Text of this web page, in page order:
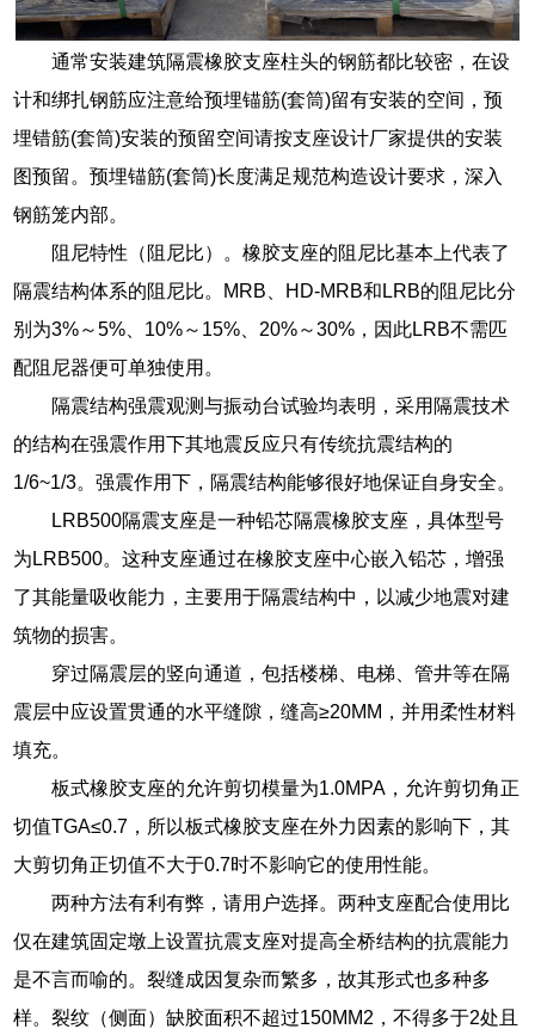
通常安装建筑隔震橡胶支座柱头的钢筋都比较密，在设
计和绑扎钢筋应注意给预埋锚筋(套筒)留有安装的空间，预
埋错筋(套筒)安装的预留空间请按支座设计厂家提供的安装
图预留。预埋锚筋(套筒)长度满足规范构造设计要求，深入
钢筋笼内部。
阻尼特性（阻尼比）。橡胶支座的阻尼比基本上代表了
隔震结构体系的阻尼比。MRB、HD-MRB和LRB的阻尼比分
别为3%～5%、10%～15%、20%～30%，因此LRB不需匹
配阻尼器便可单独使用。
隔震结构强震观测与振动台试验均表明，采用隔震技术
的结构在强震作用下其地震反应只有传统抗震结构的
1/6~1/3。强震作用下，隔震结构能够很好地保证自身安全。
LRB500隔震支座是一种铅芯隔震橡胶支座，具体型号
为LRB500。这种支座通过在橡胶支座中心嵌入铅芯，增强
了其能量吸收能力，主要用于隔震结构中，以减少地震对建
筑物的损害。
穿过隔震层的竖向通道，包括楼梯、电梯、管井等在隔
震层中应设置贯通的水平缝隙，缝高≥20MM，并用柔性材料
填充。
板式橡胶支座的允许剪切模量为1.0MPA，允许剪切角正
切值TGA≤0.7，所以板式橡胶支座在外力因素的影响下，其
大剪切角正切值不大于0.7时不影响它的使用性能。
两种方法有利有弊，请用户选择。两种支座配合使用比
仅在建筑固定墩上设置抗震支座对提高全桥结构的抗震能力
是不言而喻的。裂缝成因复杂而繁多，故其形式也多种多
样。裂纹（侧面）缺胶面积不超过150MM2，不得多于2处且